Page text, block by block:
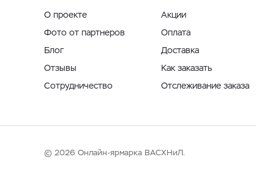
О проекте
Фото от партнеров
Блог
Отзывы
Сотрудничество
Акции
Оплата
Доставка
Как заказать
Отслеживание заказа
© 2026 Онлайн-ярмарка ВАСХНиЛ.